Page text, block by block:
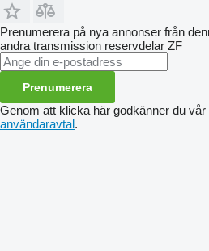
Prenumerera på nya annonser från
andra transmission reservdelar ZF
Prenumerera
Genom att klicka här godkänner du vår
användaravtal.